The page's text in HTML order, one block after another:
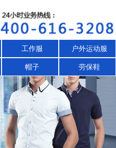
工作服 户外运动服
帽子 劳保鞋